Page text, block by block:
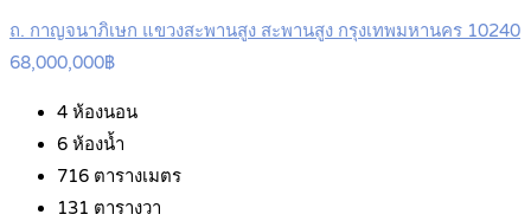
ถ. กาญจนาภิเษก แขวงสะพานสูง สะพานสูง กรุงเทพมหานคร 10240
68,000,000฿
4 ห้องนอน
6 ห้องน้ำ
716 ตารางเมตร
131 ตารางวา